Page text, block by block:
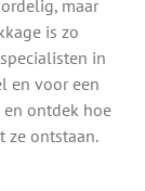
maar
is zo
in
en voor een
en ontdek hoe
ze ontstaan.